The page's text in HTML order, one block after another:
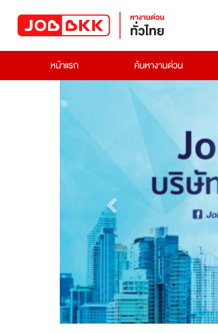
หน้าแรก
ค้นหางานด่วน